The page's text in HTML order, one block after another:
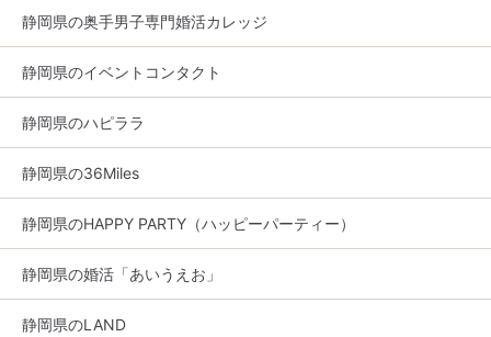
静岡県の奥手男子専門婚活カレッジ
静岡県のイベントコンタクト
静岡県のハピララ
静岡県の36Miles
静岡県のHAPPY PARTY（ハッピーパーティー）
静岡県の婚活「あいうえお」
静岡県のLAND